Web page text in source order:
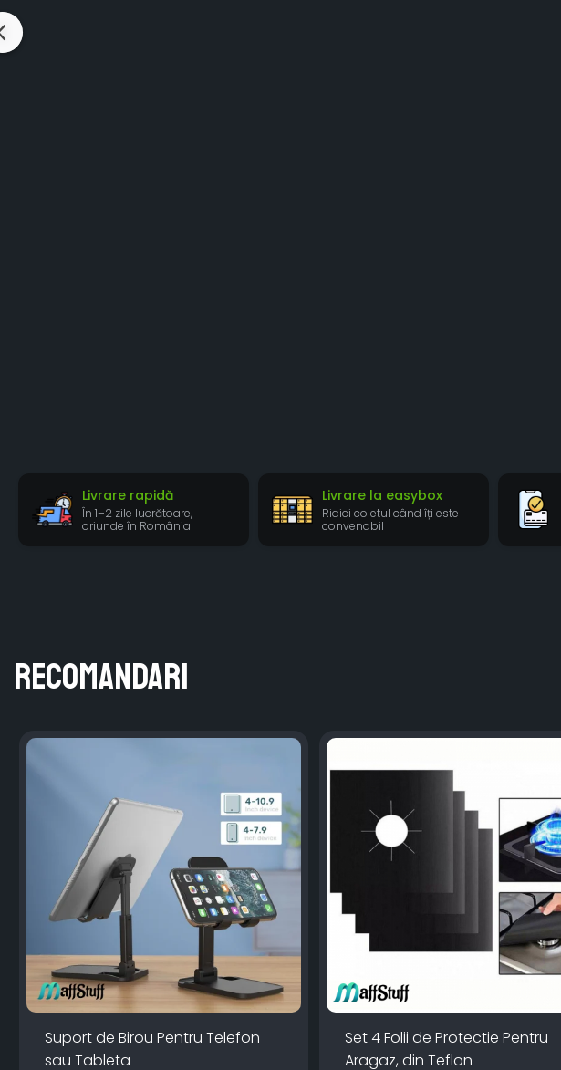
Livrare rapidă
În 1–2 zile lucrătoare,
oriunde în România
Livrare la easybox
Ridici coletul când îți este
convenabil
Recomandari
Suport de Birou Pentru Telefon
sau Tableta
Set 4 Folii de Protectie Pentru
Aragaz, din Teflon